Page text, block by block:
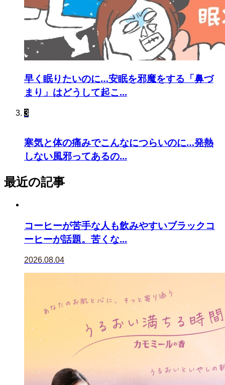
早く眠りたいのに…安眠を邪魔をする「鼻づ
まり」はどうして起こ...
3
寒気と体の痛みでこんなにつらいのに…発熱
しない風邪ってあるの...
最近の記事
コーヒーが苦手な人も飲みやすいブラックコ
ーヒーが話題。苦くな...
2026.08.04